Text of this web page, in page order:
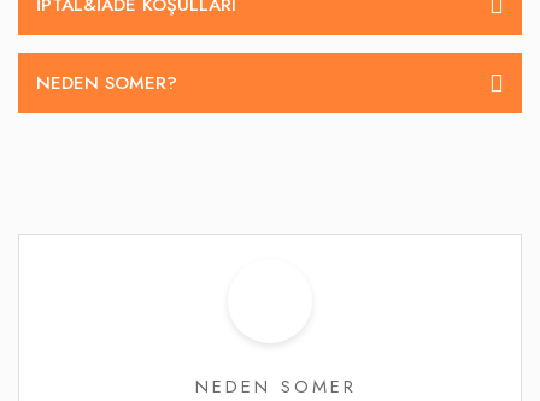
NEDEN SOMER?
NEDEN SOMER